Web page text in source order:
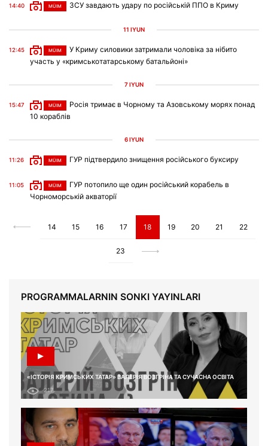
14:40 MÜIM ЗСУ завдають удару по російській ППО в Криму
11 IYÜN
12:45 MÜIM
У Криму силовики затримали чоловіка за нібито
участь у «кримськотатарському батальйоні»
7 IYÜN
15:47 MÜIM
Росія тримає в Чорному та Азовському морях понад
10 кораблів
6 IYÜN
11:26 MÜIM ГУР підтвердило знищення російського буксиру
11:05 MÜIM
ГУР потопило ще один російський корабель в
Чорноморській акваторії
14 15 16 17 18 19 20 21 22
23
PROGRAMMALARNIN SONKI YAYINLARI
«ІСТОРІЯ КРИМСЬКИХ ТАТАР» ВАЛЕРІЯ ВОЗГРІНА ТА СУЧАСНА ОСВІТА
217